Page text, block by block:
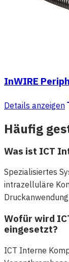
InWIRE
Details anzeigen
Häufig
Was ist ICT
Spezialisiertes
intrazelluläre
Wofür wird
eingesetzt?
ICT Interne